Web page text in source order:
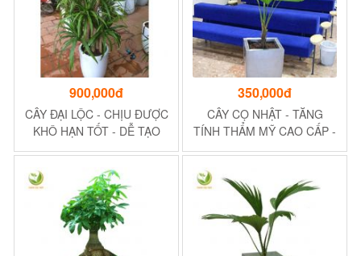
900,000đ
CÂY ĐẠI LỘC - CHỊU ĐƯỢC
KHÔ HẠN TỐT - DỄ TẠO
CẢNH QUAN, NỘI THẤT
TRONG NHÀ
350,000đ
CÂY CỌ NHẬT - TĂNG
TÍNH THẨM MỸ CAO CẤP -
TĂNG THÊM VẺ ĐẸP SANG